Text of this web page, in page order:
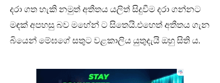
දරා ගත හැකි නමුත් අතීතය යලිත් සිදුවීම දරා ගන්නට
මඳක් අපහසු බව මහේන් ට සිතෙයි.එහෙත් අතීතය ගැන
බියෙන් මේඝගේ සතුට වළකාලිය යුතුදැයි ඔහු සිති ය.